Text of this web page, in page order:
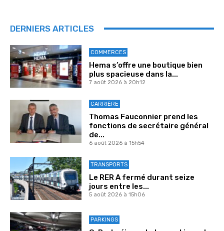
DERNIERS ARTICLES
COMMERCES
Hema s’offre une boutique bien
plus spacieuse dans la...
7 août 2026 à 20h12
CARRIÈRE
Thomas Fauconnier prend les
fonctions de secrétaire général
de...
6 août 2026 à 15h54
TRANSPORTS
Le RER A fermé durant seize
jours entre les...
5 août 2026 à 15h06
PARKINGS